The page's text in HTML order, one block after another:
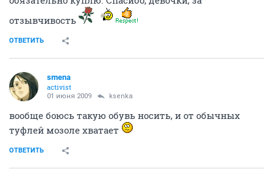
отзывчивость
ОТВЕТИТЬ
smena
activist
01 июня 2009 ksenka
вообще боюсь такую обувь носить, и от обычных
туфлей мозоле хватает
ОТВЕТИТЬ